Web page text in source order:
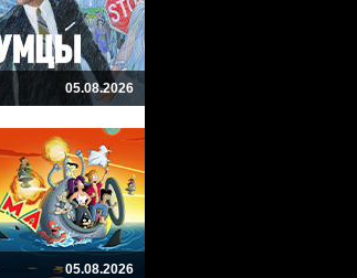
05.08.2026
05.08.2026